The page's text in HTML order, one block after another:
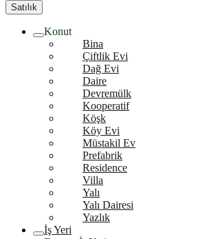
Satılık
Konut
Bina
Çiftlik Evi
Dağ Evi
Daire
Devremülk
Kooperatif
Köşk
Köy Evi
Müstakil Ev
Prefabrik
Residence
Villa
Yalı
Yalı Dairesi
Yazlık
İş Yeri